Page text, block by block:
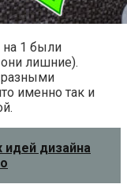
1 были
лишние).
именно так и
идей дизайна